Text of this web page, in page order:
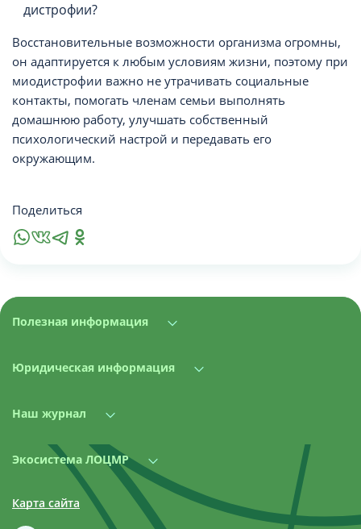
дистрофии?
Восстановительные возможности организма огромны,
он адаптируется к любым условиям жизни, поэтому при
миодистрофии важно не утрачивать социальные
контакты, помогать членам семьи выполнять
домашнюю работу, улучшать собственный
психологический настрой и передавать его
окружающим.
Поделиться
Полезная информация
Юридическая информация
Наш журнал
Экосистема ЛОЦМР
Карта сайта